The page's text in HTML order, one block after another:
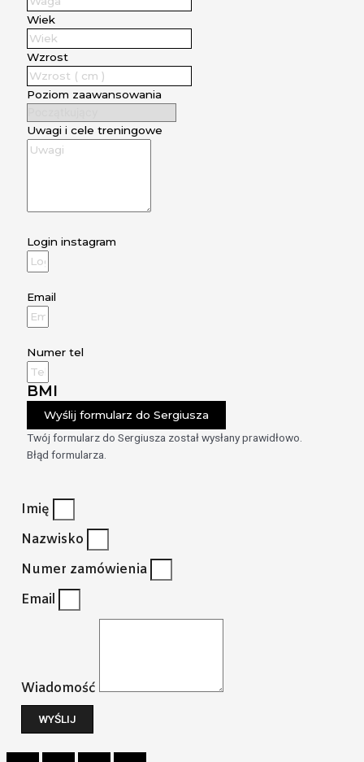
Wiek
Wzrost
Poziom zaawansowania
Uwagi i cele treningowe
Login instagram
Email
Numer tel
BMI
Wyślij formularz do Sergiusza
Twój formularz do Sergiusza został wysłany prawidłowo.
Błąd formularza.
Imię
Nazwisko
Numer zamówienia
Email
Wiadomość
WYŚLIJ